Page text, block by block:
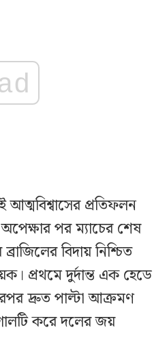
আত্মবিশ্বাসের প্রতিফলন
পর ম্যাচের শেষ
বিদায় নিশ্চিত
প্রথমে দুর্দান্ত এক হেডে
দ্রুত পাল্টা আক্রমণ
করে দলের জয়